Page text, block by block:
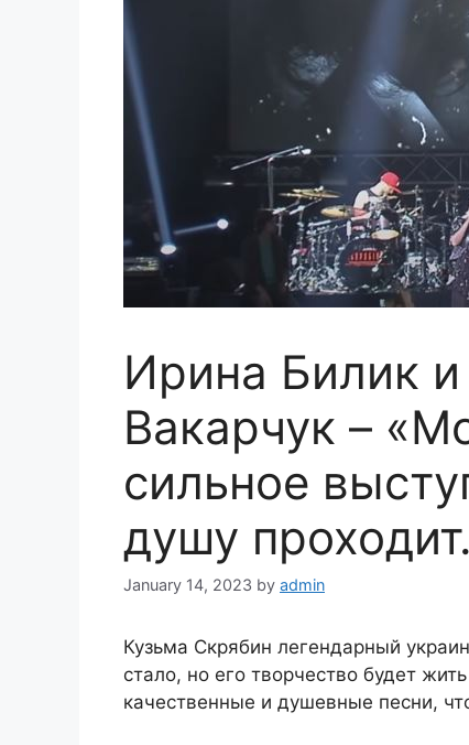
Ирина Билик
Вакарчук –
сильное
душу проходит.
January 14, 2023 by admin
Кузьма Скрябин легендарный
стало, но его творчество будет
качественные и душевные песни,